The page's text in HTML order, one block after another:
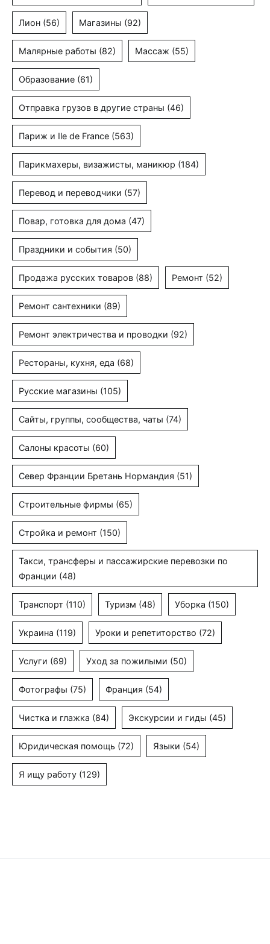
Лион (56) Магазины (92)
Малярные работы (82) Массаж (55)
Образование (61)
Отправка грузов в другие страны (46)
Париж и Ile de France (563)
Парикмахеры, визажисты, маникюр (184)
Перевод и переводчики (57)
Повар, готовка для дома (47)
Праздники и события (50)
Продажа русских товаров (88) Ремонт (52)
Ремонт сантехники (89)
Ремонт электричества и проводки (92)
Рестораны, кухня, еда (68)
Русские магазины (105)
Сайты, группы, сообщества, чаты (74)
Салоны красоты (60)
Север Франции Бретань Нормандия (51)
Строительные фирмы (65)
Стройка и ремонт (150)
Такси, трансферы и пассажирские перевозки по
Франции (48)
Транспорт (110) Туризм (48) Уборка (150)
Украина (119) Уроки и репетиторство (72)
Услуги (69) Уход за пожилыми (50)
Фотографы (75) Франция (54)
Чистка и глажка (84) Экскурсии и гиды (45)
Юридическая помощь (72) Языки (54)
Я ищу работу (129)